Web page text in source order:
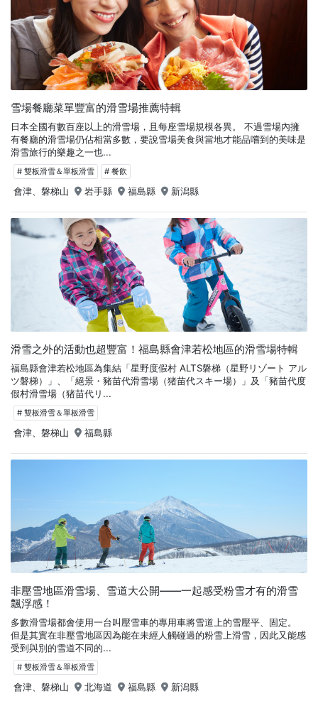
雪場餐廳菜單豐富的滑雪場推薦特輯
日本全國有數百座以上的滑雪場，且每座雪場規模各異。 不過雪場內擁
有餐廳的滑雪場仍佔相當多數，要說雪場美食與當地才能品嚐到的美味是
滑雪旅行的樂趣之一也...
# 雙板滑雪＆單板滑雪 # 餐飲
會津、磐梯山 岩手縣 福島縣 新潟縣
滑雪之外的活動也超豐富！福島縣會津若松地區的滑雪場特輯
福島縣會津若松地區為集結「星野度假村 ALTS磐梯（星野リゾート アル
ツ磐梯）」、「絕景・豬苗代滑雪場（猪苗代スキー場）」及「豬苗代度
假村滑雪場（猪苗代リ...
# 雙板滑雪＆單板滑雪
會津、磐梯山 福島縣
非壓雪地區滑雪場、雪道大公開——一起感受粉雪才有的滑雪
飄浮感！
多數滑雪場都會使用一台叫壓雪車的專用車將雪道上的雪壓平、固定。
但是其實在非壓雪地區因為能在未經人觸碰過的粉雪上滑雪，因此又能感
受到與別的雪道不同的...
# 雙板滑雪＆單板滑雪
會津、磐梯山 北海道 福島縣 新潟縣